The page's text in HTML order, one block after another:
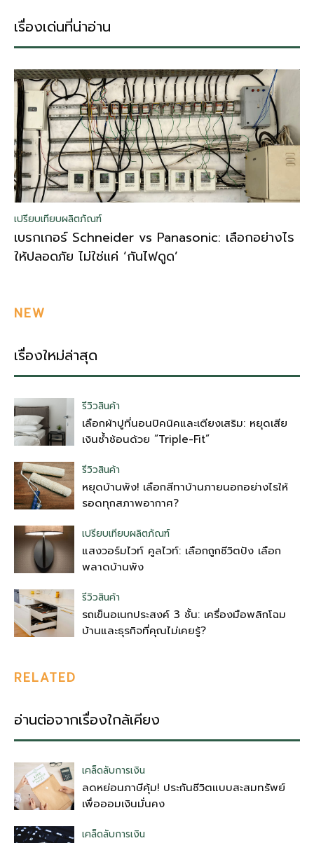
เรื่องเด่นที่น่าอ่าน
เปรียบเทียบผลิตภัณฑ์
เบรกเกอร์ Schneider vs Panasonic: เลือกอย่างไร
ให้ปลอดภัย ไม่ใช่แค่ ‘กันไฟดูด’
NEW
เรื่องใหม่ล่าสุด
รีวิวสินค้า
เลือกผ้าปูที่นอนปิคนิคและเตียงเสริม: หยุดเสีย
เงินซ้ำซ้อนด้วย “Triple-Fit”
รีวิวสินค้า
หยุดบ้านพัง! เลือกสีทาบ้านภายนอกอย่างไรให้
รอดทุกสภาพอากาศ?
เปรียบเทียบผลิตภัณฑ์
แสงวอร์มไวท์ คูลไวท์: เลือกถูกชีวิตปัง เลือก
พลาดบ้านพัง
รีวิวสินค้า
รถเข็นอเนกประสงค์ 3 ชั้น: เครื่องมือพลิกโฉม
บ้านและธุรกิจที่คุณไม่เคยรู้?
RELATED
อ่านต่อจากเรื่องใกล้เคียง
เคล็ดลับการเงิน
ลดหย่อนภาษีคุ้ม! ประกันชีวิตแบบสะสมทรัพย์
เพื่อออมเงินมั่นคง
เคล็ดลับการเงิน